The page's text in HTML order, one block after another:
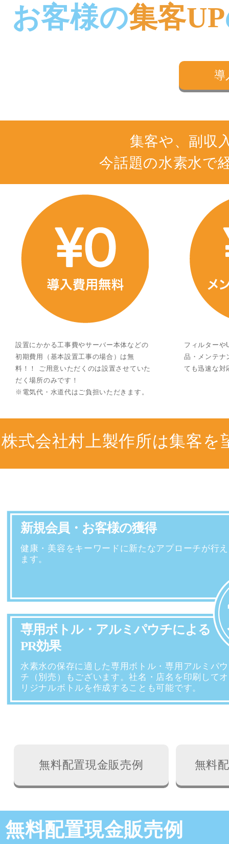
お客様の集客UP
導
集客や、副収
今話題の水素水で
設置にかかる工事費やサーバー本体などの
初期費用（基本設置工事の場合）は無
料！！ ご用意いただくのは設置させていた
だく場所のみです！
※電気代・水道代はご負担いただきます。
フィルターや
品・メンテナ
ても迅速な対
株式会社村上製作所は集客
新規会員・お客様の獲得
健康・美容をキーワードに新たなアプローチが行え
ます。
専用ボトル・アルミパウチによる
PR効果
水素水の保存に適した専用ボトル・専用アルミパウ
チ（別売）もございます。社名・店名を印刷してオ
リジナルボトルを作成することも可能です。
無料配置現金販売例 無料
無料配置現金販売例